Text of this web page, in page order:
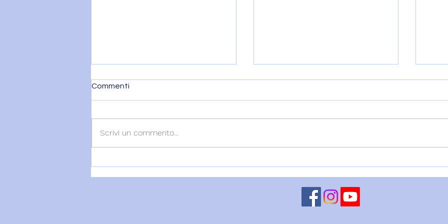
Commenti
Scrivi un commento...